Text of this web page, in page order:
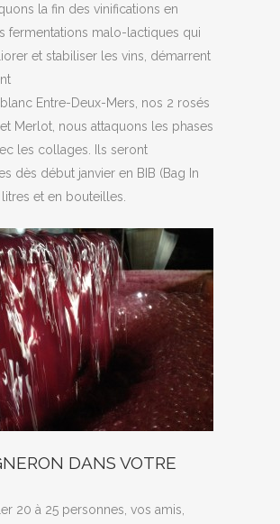
la fin des vinifications en
fermentations malo-lactiques qui
et stabiliser les vins, démarrent
Entre-Deux-Mers, nos 2 rosés
Merlot, nous attaquons les phases
les collages. Ils seront
dès début janvier en BIB (Bag In
et en bouteilles.
DANS VOTRE
20 à 25 personnes, vos amis,